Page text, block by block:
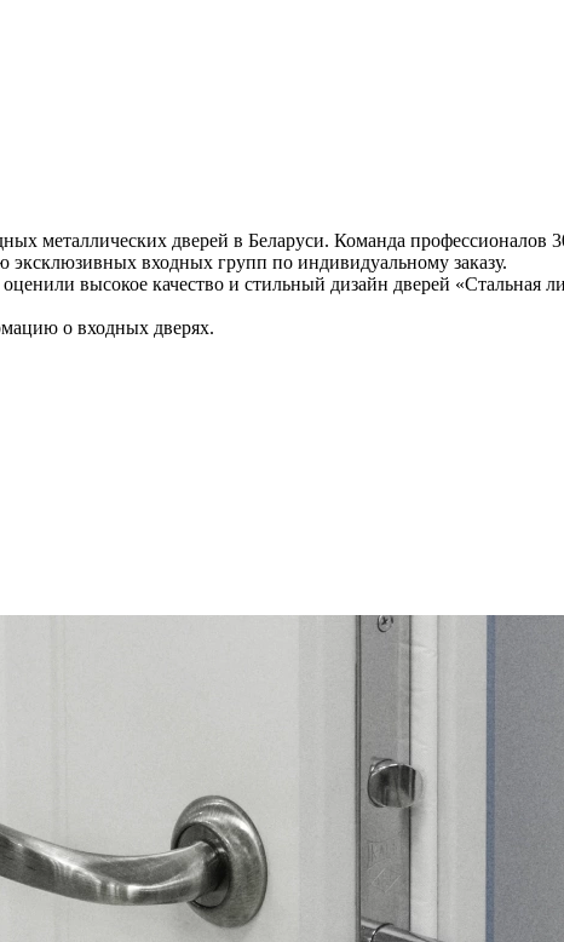
металлических дверей в Беларуси. Команда профессионалов
эксклюзивных входных групп по индивидуальному заказу.
высокое качество и стильный дизайн дверей «Стальная
о входных дверях.